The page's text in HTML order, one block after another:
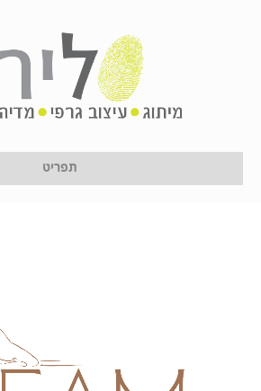
תפריט
ברושור דף נחיתה
לוגו מדיה חברתית מיתוג
עיצוב גרפי